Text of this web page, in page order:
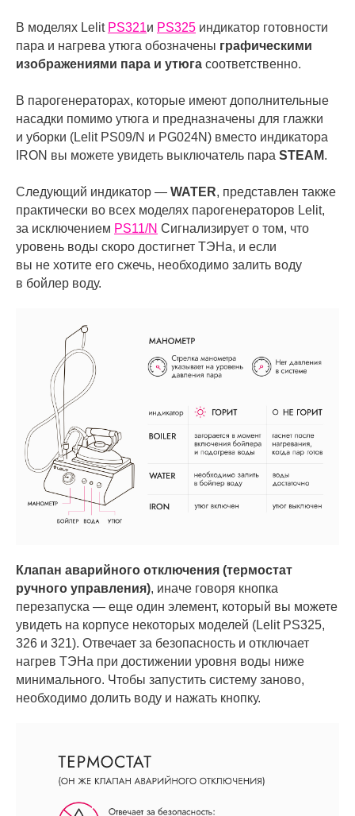
В моделях Lelit PS321и PS325 индикатор готовности
пара и нагрева утюга обозначены графическими
изображениями пара и утюга соответственно.
В парогенераторах, которые имеют дополнительные
насадки помимо утюга и предназначены для глажки
и уборки (Lelit PS09/N и PG024N) вместо индикатора
IRON вы можете увидеть выключатель пара STEAM.
Следующий индикатор — WATER, представлен также
практически во всех моделях парогенераторов Lelit,
за исключением PS11/N Сигнализирует о том, что
уровень воды скоро достигнет ТЭНа, и если
вы не хотите его сжечь, необходимо залить воду
в бойлер воду.
Клапан аварийного отключения (термостат
ручного управления), иначе говоря кнопка
перезапуска — еще один элемент, который вы можете
увидеть на корпусе некоторых моделей (Lelit PS325,
326 и 321). Отвечает за безопасность и отключает
нагрев ТЭНа при достижении уровня воды ниже
минимального. Чтобы запустить систему заново,
необходимо долить воду и нажать кнопку.